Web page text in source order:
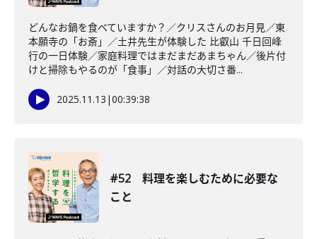
どんなお鍋を食べていますか？／クリスさんのお月見／東
本願寺の「お斎」／土井先生が体験した 比叡山 千日回峰
行の一日体験／家庭料理ではまだまだあまちゃん／後片付
けと掃除もやるのが「食事」／対話の大切さ番...
2025.11.13 |00:39:38
#52 料理を楽しむために必要な
こと